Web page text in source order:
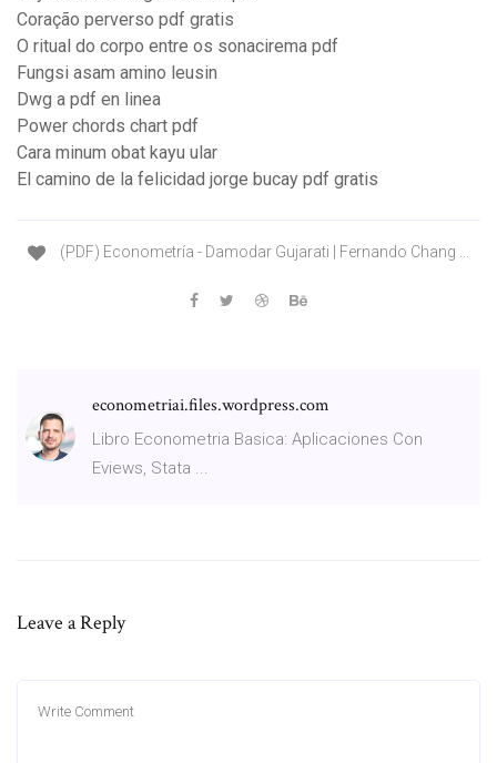
Coração perverso pdf gratis
O ritual do corpo entre os sonacirema pdf
Fungsi asam amino leusin
Dwg a pdf en linea
Power chords chart pdf
Cara minum obat kayu ular
El camino de la felicidad jorge bucay pdf gratis
(PDF) Econometría - Damodar Gujarati | Fernando Chang ...
econometriai.files.wordpress.com
Libro Econometria Basica: Aplicaciones Con
Eviews, Stata ...
Leave a Reply